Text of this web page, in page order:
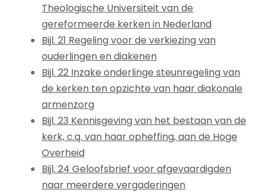
Theologische Universiteit van de
gereformeerde kerken in Nederland
Bijl. 21 Regeling voor de verkiezing van
ouderlingen en diakenen
Bijl. 22 Inzake onderlinge steunregeling van
de kerken ten opzichte van haar diakonale
armenzorg
Bijl. 23 Kennisgeving van het bestaan van de
kerk, c.q. van haar opheffing, aan de Hoge
Overheid
Bijl. 24 Geloofsbrief voor afgevaardigden
naar meerdere vergaderingen